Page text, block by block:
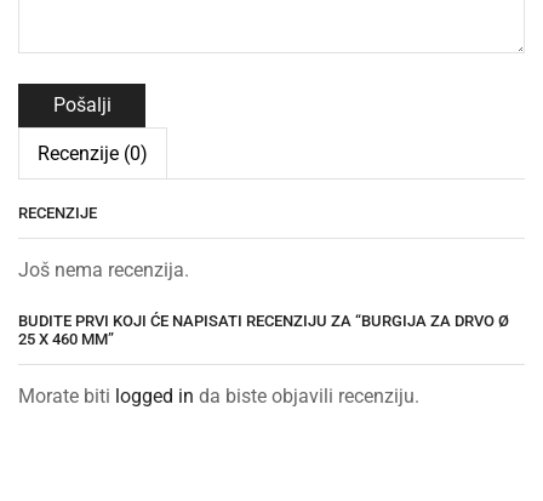
Recenzije (0)
RECENZIJE
Još nema recenzija.
BUDITE PRVI KOJI ĆE NAPISATI RECENZIJU ZA “BURGIJA ZA DRVO Ø
25 X 460 MM”
Morate biti logged in da biste objavili recenziju.